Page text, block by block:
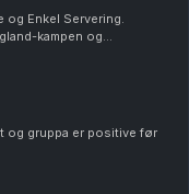
og Enkel Servering.
kampen og
og gruppa er positive før